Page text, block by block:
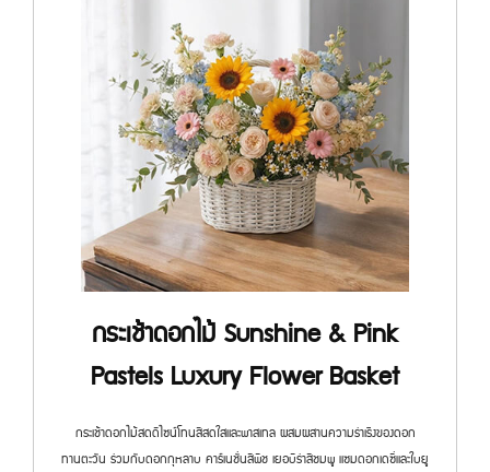
กระเช้าดอกไม้ Sunshine & Pink
Pastels Luxury Flower Basket
กระเช้าดอกไม้สดดีไซน์โทนสีสดใสและพาสเทล ผสมผสานความร่าเริงของดอก
ทานตะวัน ร่วมกับดอกกุหลาบ คาร์เนชั่นสีพีช เยอบีร่าสีชมพู แซมดอกเดซี่และใบยู